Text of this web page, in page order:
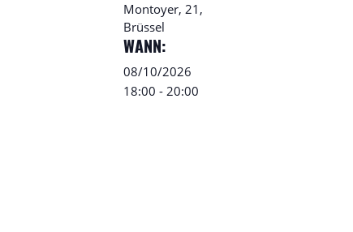
Montoyer, 21,
Brüssel
WANN:
08/10/2026
18:00 - 20:00